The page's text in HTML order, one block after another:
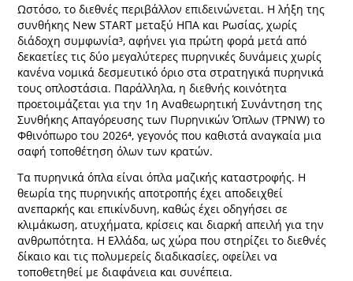
Ωστόσο, το διεθνές περιβάλλον επιδεινώνεται. Η λήξη της
συνθήκης New START μεταξύ ΗΠΑ και Ρωσίας, χωρίς
διάδοχη συμφωνία³, αφήνει για πρώτη φορά μετά από
δεκαετίες τις δύο μεγαλύτερες πυρηνικές δυνάμεις χωρίς
κανένα νομικά δεσμευτικό όριο στα στρατηγικά πυρηνικά
τους οπλοστάσια. Παράλληλα, η διεθνής κοινότητα
προετοιμάζεται για την 1η Αναθεωρητική Συνάντηση της
Συνθήκης Απαγόρευσης των Πυρηνικών Όπλων (TPNW) το
Φθινόπωρο του 2026⁴, γεγονός που καθιστά αναγκαία μια
σαφή τοποθέτηση όλων των κρατών.
Τα πυρηνικά όπλα είναι όπλα μαζικής καταστροφής. Η
θεωρία της πυρηνικής αποτροπής έχει αποδειχθεί
ανεπαρκής και επικίνδυνη, καθώς έχει οδηγήσει σε
κλιμάκωση, ατυχήματα, κρίσεις και διαρκή απειλή για την
ανθρωπότητα. Η Ελλάδα, ως χώρα που στηρίζει το διεθνές
δίκαιο και τις πολυμερείς διαδικασίες, οφείλει να
τοποθετηθεί με διαφάνεια και συνέπεια.